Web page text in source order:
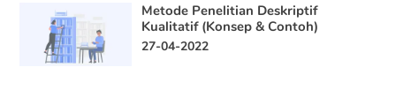
Metode Penelitian Deskriptif
Kualitatif (Konsep & Contoh)
27-04-2022